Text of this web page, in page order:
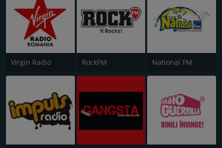
Virgin Radio RockFM National FM